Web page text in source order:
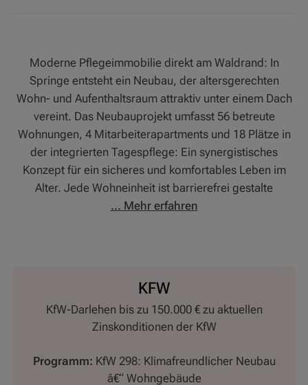
Moderne Pflegeimmobilie direkt am Waldrand: In
Springe entsteht ein Neubau, der altersgerechten
Wohn- und Aufenthaltsraum attraktiv unter einem Dach
vereint. Das Neubauprojekt umfasst 56 betreute
Wohnungen, 4 Mitarbeiterapartments und 18 Plätze in
der integrierten Tagespflege: Ein synergistisches
Konzept für ein sicheres und komfortables Leben im
Alter. Jede Wohneinheit ist barrierefrei gestalte
... Mehr erfahren
KFW
KfW-Darlehen bis zu 150.000 € zu aktuellen
Zinskonditionen der KfW
Programm: KfW 298: Klimafreundlicher Neubau
â€“ Wohngebäude